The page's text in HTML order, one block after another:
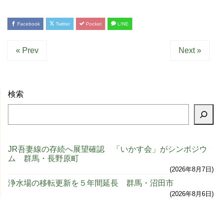
Facebook Twitter Pocket LINE
« Prev Next »
検索
JR吾妻線の存続へ展望確認 「いかす会」がシンポジウ
ム 群馬・長野原町
2026年8月7日
浄水場の移転更新を５年間延長 群馬・沼田市
2026年8月6日